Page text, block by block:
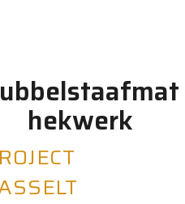
hekwerk